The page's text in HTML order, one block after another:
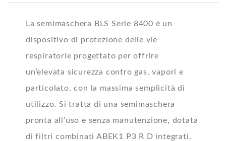
La semimaschera BLS Serie 8400 è un
dispositivo di protezione delle vie
respiratorie progettato per offrire
un’elevata sicurezza contro gas, vapori e
particolato, con la massima semplicità di
utilizzo. Si tratta di una semimaschera
pronta all’uso e senza manutenzione, dotata
di filtri combinati ABEK1 P3 R D integrati,